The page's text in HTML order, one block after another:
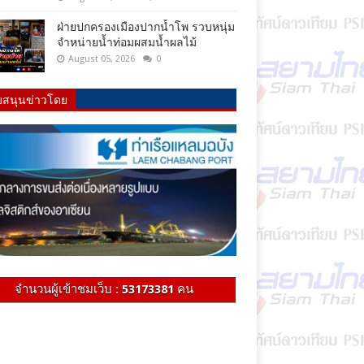
ฝ่ายปกครองเมืองปากน้ำโพ รวบหนุ่ม
จำหน่ายน้ำท่อมผสมน้ำผลไม้
August 05, 2026 0
นุนข่าวโดย
จำนวนผู้เข้าชมเว็บ : 53173381 คน